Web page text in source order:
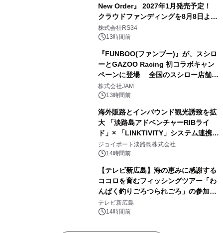
New Order』 2027年1月発売予定！
クラウドファンディングを8月8日より
開始
株式会社RS34
13時間前
『FUNBOO(ファンブー)』が、スシロ
ーとGAZOO Racing 初コラボキャン
ペーンに登場 全国のスシロー店舗で
GR 4車種の FUNBOO(ミニカー)付き
メニューが展開されます
株式会社JAM
13時間前
海外販路とインバウンド観光誘致を拡
大 「淡路島アドベンチャーRIBライ
ド」× 「LINKTIVITY」システム連携を
開始！
ジョイポート淡路島株式会社
14時間前
【テレビ新広島】海の恵みに感謝する
ココロを育むフィッシングツアー「わ
んぱく釣りごろつられごろ」の参加小
学生を募集
テレビ新広島
14時間前